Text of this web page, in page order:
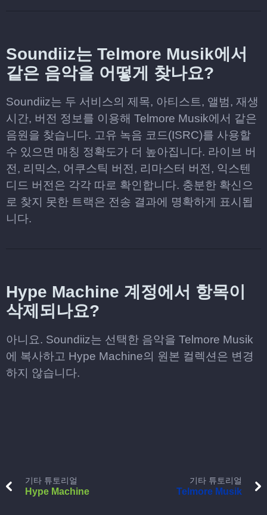
Soundiiz는 Telmore Musik에서
같은 음악을 어떻게 찾나요?
Soundiiz는 두 서비스의 제목, 아티스트, 앨범, 재생
시간, 버전 정보를 이용해 Telmore Musik에서 같은
음원을 찾습니다. 고유 녹음 코드(ISRC)를 사용할
수 있으면 매칭 정확도가 더 높아집니다. 라이브 버
전, 리믹스, 어쿠스틱 버전, 리마스터 버전, 익스텐
디드 버전은 각각 따로 확인합니다. 충분한 확신으
로 찾지 못한 트랙은 전송 결과에 명확하게 표시됩
니다.
Hype Machine 계정에서 항목이
삭제되나요?
아니요. Soundiiz는 선택한 음악을 Telmore Musik
에 복사하고 Hype Machine의 원본 컬렉션은 변경
하지 않습니다.
기타 튜토리얼
Hype Machine
기타 튜토리얼
Telmore Musik